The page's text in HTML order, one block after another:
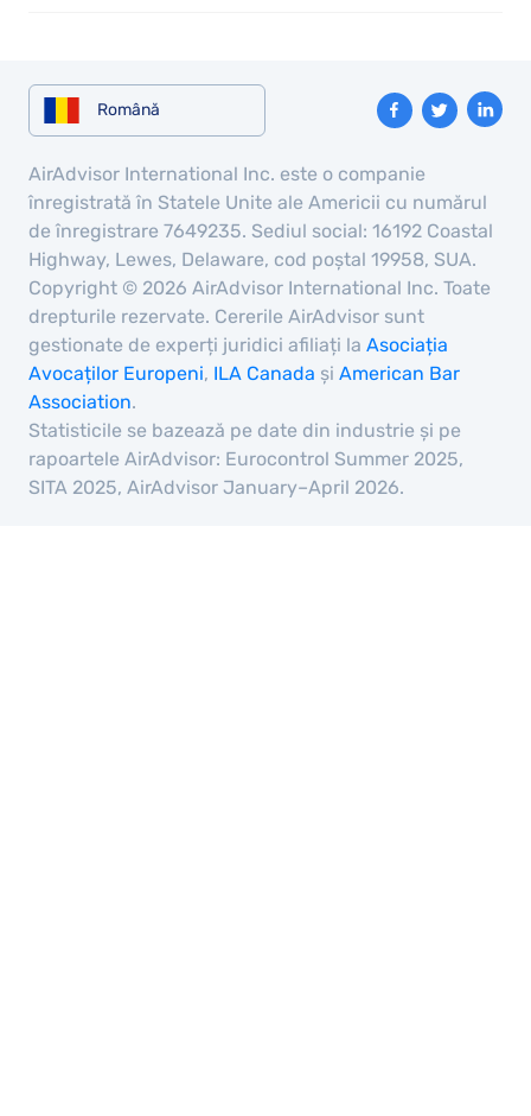
Română
AirAdvisor International Inc. este o companie
înregistrată în Statele Unite ale Americii cu numărul
de înregistrare 7649235. Sediul social: 16192 Coastal
Highway, Lewes, Delaware, cod poștal 19958, SUA.
Copyright © 2026 AirAdvisor International Inc. Toate
drepturile rezervate. Cererile AirAdvisor sunt
gestionate de experți juridici afiliați la Asociația
Avocaților Europeni, ILA Canada și American Bar
Association.
Statisticile se bazează pe date din industrie și pe
rapoartele AirAdvisor: Eurocontrol Summer 2025,
SITA 2025, AirAdvisor January–April 2026.